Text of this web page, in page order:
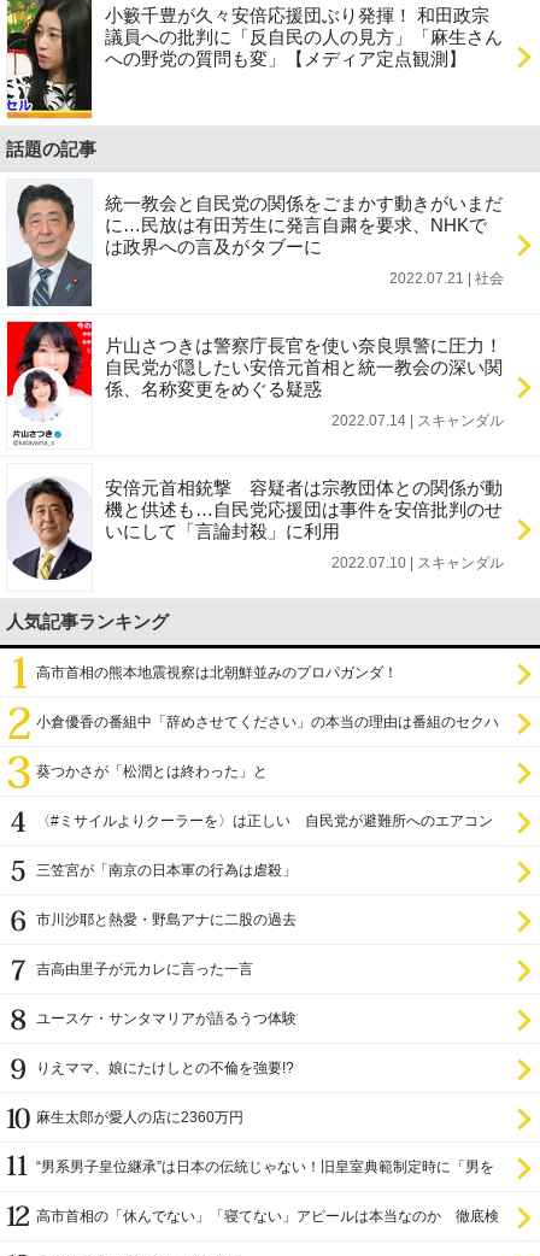
小籔千豊が久々安倍応援団ぶり発揮！ 和田政宗
議員への批判に「反自民の人の見方」「麻生さん
への野党の質問も変」【メディア定点観測】
話題の記事
統一教会と自民党の関係をごまかす動きがいまだ
に…民放は有田芳生に発言自粛を要求、NHKで
は政界への言及がタブーに
2022.07.21 | 社会
片山さつきは警察庁長官を使い奈良県警に圧力！
自民党が隠したい安倍元首相と統一教会の深い関
係、名称変更をめぐる疑惑
2022.07.14 | スキャンダル
安倍元首相銃撃 容疑者は宗教団体との関係が動
機と供述も…自民党応援団は事件を安倍批判のせ
いにして「言論封殺」に利用
2022.07.10 | スキャンダル
人気記事ランキング
高市首相の熊本地震視察は北朝鮮並みのプロパガンダ！
小倉優香の番組中「辞めさせてください」の本当の理由は番組のセクハ
葵つかさが「松潤とは終わった」と
〈#ミサイルよりクーラーを〉は正しい 自民党が避難所へのエアコン
三笠宮が「南京の日本軍の行為は虐殺」
市川沙耶と熱愛・野島アナに二股の過去
吉高由里子が元カレに言った一言
ユースケ・サンタマリアが語るうつ体験
りえママ、娘にたけしとの不倫を強要!?
麻生太郎が愛人の店に2360万円
“男系男子皇位継承”は日本の伝統じゃない！旧皇室典範制定時に「男を
高市首相の「休んでない」「寝てない」アピールは本当なのか 徹底検